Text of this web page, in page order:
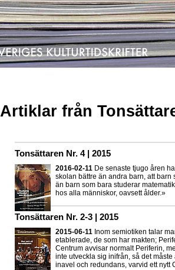
Artiklar från
Tonsättaren Nr. 4 | 2015
2016-02-11 De senaste tjugo åren
skolan bättre än andra barn, att
än barn som bara studerar
hos alla människor, oavsett ålder.»
Tonsättaren Nr. 2-3 | 2015
2015-06-11 Inom semiotiken talar
etablerade, de som har makten;
Centrum avvisar normalt Periferin,
inte utveckla sig inifrån, så det
inavel och redundans, varvid ett nytt